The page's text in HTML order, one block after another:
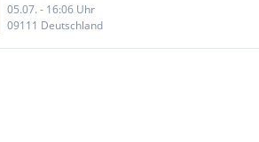
05.07. - 16:06 Uhr
09111 Deutschland